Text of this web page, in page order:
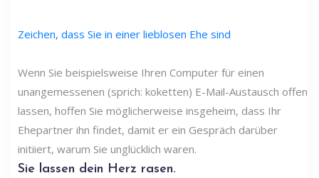
Zeichen, dass Sie in einer lieblosen Ehe sind
Wenn Sie beispielsweise Ihren Computer für einen
unangemessenen (sprich: koketten) E-Mail-Austausch offen
lassen, hoffen Sie möglicherweise insgeheim, dass Ihr
Ehepartner ihn findet, damit er ein Gespräch darüber
initiiert, warum Sie unglücklich waren.
Sie lassen dein Herz rasen.